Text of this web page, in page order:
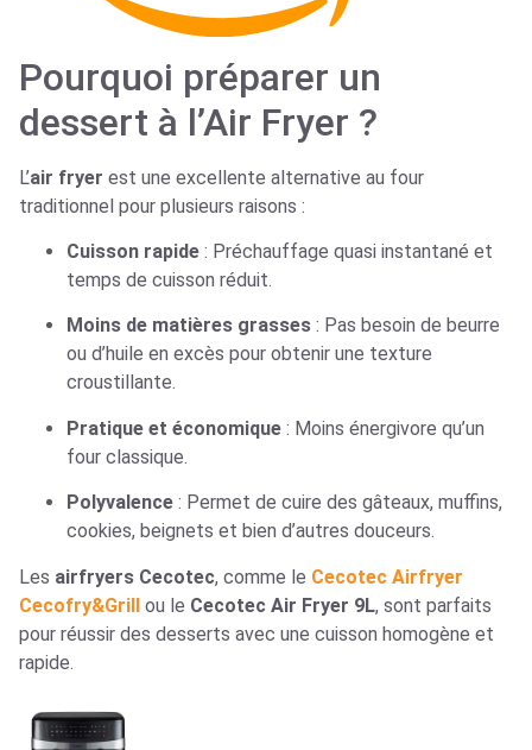
Pourquoi préparer un
dessert à l’Air Fryer ?
L’air fryer est une excellente alternative au four
traditionnel pour plusieurs raisons :
Cuisson rapide : Préchauffage quasi instantané et
temps de cuisson réduit.
Moins de matières grasses : Pas besoin de beurre
ou d’huile en excès pour obtenir une texture
croustillante.
Pratique et économique : Moins énergivore qu’un
four classique.
Polyvalence : Permet de cuire des gâteaux, muffins,
cookies, beignets et bien d’autres douceurs.
Les airfryers Cecotec, comme le Cecotec Airfryer
Cecofry&Grill ou le Cecotec Air Fryer 9L, sont parfaits
pour réussir des desserts avec une cuisson homogène et
rapide.